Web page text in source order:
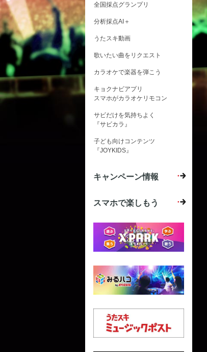
全国採点グランプリ
分析採点AI＋
うたスキ動画
歌いたい曲をリクエスト
カラオケで楽器を弾こう
キョクナビアプリ
スマホがカラオケリモコン
サビだけを気持ちよく
『サビカラ』
子ども向けコンテンツ
『JOYKIDS』
キャンペーン情報
スマホで楽しもう